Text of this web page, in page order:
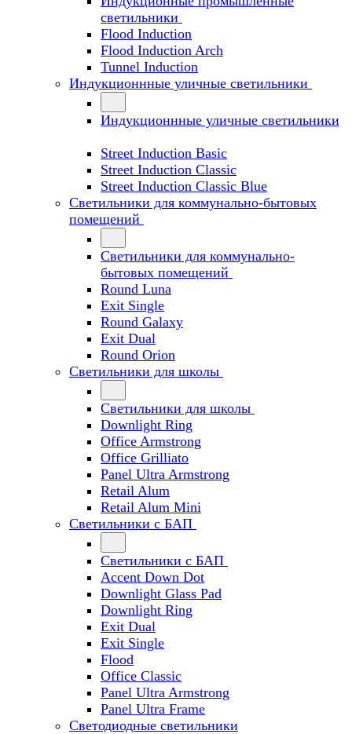
светильники
Flood Induction
Flood Induction Arch
Tunnel Induction
Индукционнные уличные светильники
Индукционнные уличные светильники
Street Induction Basic
Street Induction Classic
Street Induction Classic Blue
Светильники для коммунально-бытовых
помещений
Светильники для коммунально-
бытовых помещений
Round Luna
Exit Single
Round Galaxy
Exit Dual
Round Orion
Светильники для школы
Светильники для школы
Downlight Ring
Office Armstrong
Office Grilliato
Panel Ultra Armstrong
Retail Alum
Retail Alum Mini
Светильники с БАП
Светильники с БАП
Accent Down Dot
Downlight Glass Pad
Downlight Ring
Exit Dual
Exit Single
Flood
Office Classic
Panel Ultra Armstrong
Panel Ultra Frame
Светодиодные светильники